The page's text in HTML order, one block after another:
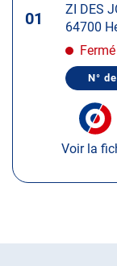
ENTRÉE
informations
01
ZI DES
64700
Fermé
N°
Voir la